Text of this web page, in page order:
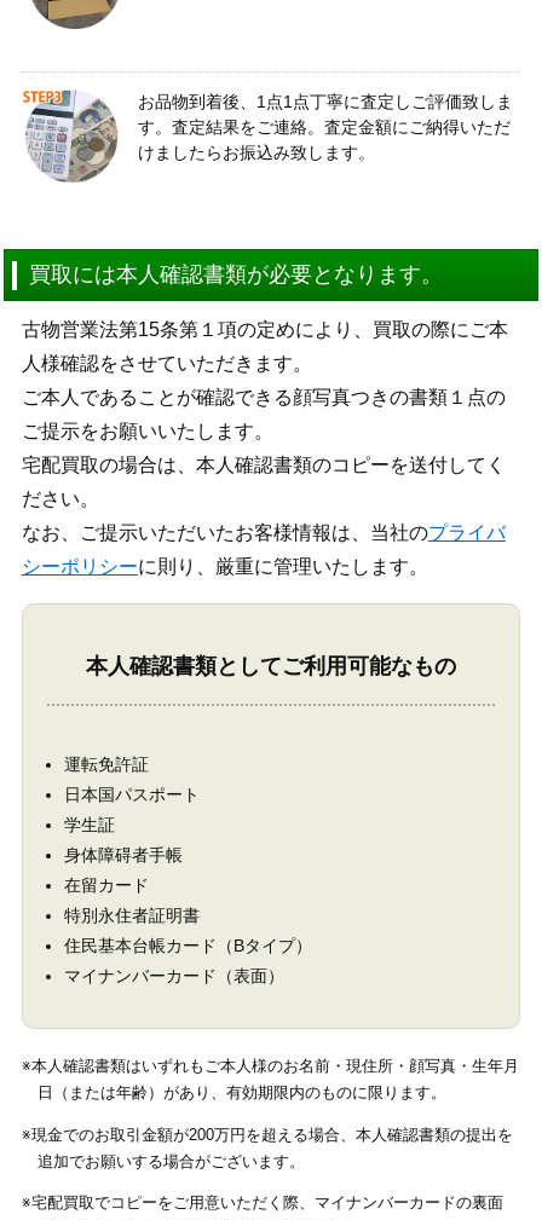
お品物到着後、1点1点丁寧に査定しご評価致しま
す。査定結果をご連絡。査定金額にご納得いただ
けましたらお振込み致します。
買取には本人確認書類が必要となります。
古物営業法第15条第１項の定めにより、買取の際にご本
人様確認をさせていただきます。
ご本人であることが確認できる顔写真つきの書類１点の
ご提示をお願いいたします。
宅配買取の場合は、本人確認書類のコピーを送付してく
ださい。
なお、ご提示いただいたお客様情報は、当社のプライバ
シーポリシーに則り、厳重に管理いたします。
本人確認書類としてご利用可能なもの
運転免許証
日本国パスポート
学生証
身体障碍者手帳
在留カード
特別永住者証明書
住民基本台帳カード（Bタイプ）
マイナンバーカード（表面）
※本人確認書類はいずれもご本人様のお名前・現住所・顔写真・生年月
日（または年齢）があり、有効期限内のものに限ります。
※現金でのお取引金額が200万円を超える場合、本人確認書類の提出を
追加でお願いする場合がございます。
※宅配買取でコピーをご用意いただく際、マイナンバーカードの裏面